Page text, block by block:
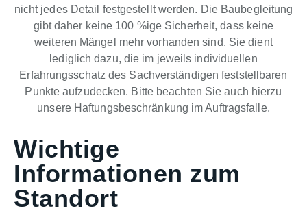
nicht jedes Detail festgestellt werden. Die Baubegleitung
gibt daher keine 100 %ige Sicherheit, dass keine
weiteren Mängel mehr vorhanden sind. Sie dient
lediglich dazu, die im jeweils individuellen
Erfahrungsschatz des Sachverständigen feststellbaren
Punkte aufzudecken. Bitte beachten Sie auch hierzu
unsere Haftungsbeschränkung im Auftragsfalle.
Wichtige
Informationen zum
Standort